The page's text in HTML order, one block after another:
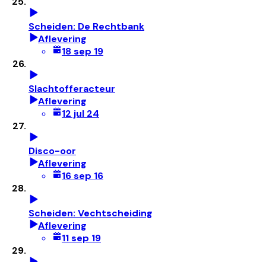
Scheiden: De Rechtbank
Aflevering
18 sep 19
Slachtofferacteur
Aflevering
12 jul 24
Disco-oor
Aflevering
16 sep 16
Scheiden: Vechtscheiding
Aflevering
11 sep 19